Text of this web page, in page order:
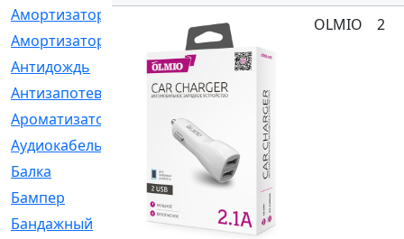
Амортизатор
Амортизаторы
[21]
Антидождь
[1]
Антизапотеватель
[1]
Ароматизатор
[35]
Аудиокабель
[2]
Балка
[58]
Бампер
[137]
Бандажный
[6]
OLMIO 2